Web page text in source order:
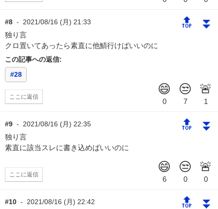
#8 - 2021/08/16 (月) 21:33 🔝 ⏬
独り言
クロ置いてあったら素直に他鯖行けばいいのに
この記事への返信:
#28
ここに返信
#9 - 2021/08/16 (月) 22:35 🔝 ⏬
独り言
素直に該当スレに書き込めばいいのに
ここに返信
#10 - 2021/08/16 (月) 22:42 🔝 ⏬